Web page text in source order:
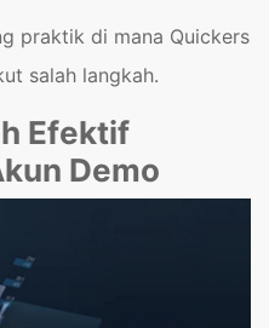
praktik di mana Quickers
salah langkah.
Efektif
Demo